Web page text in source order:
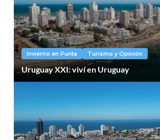
Invierno en Punta Turismo y Opinión
Uruguay XXI: viví en Uruguay